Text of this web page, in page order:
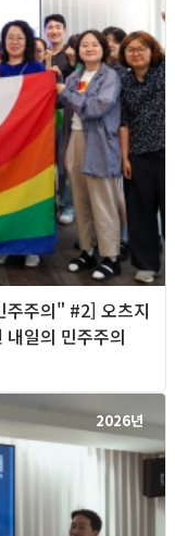
주주의" #2] 오츠지
일의 민주주의
2026년